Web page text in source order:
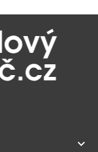
keyboard_arrow_down